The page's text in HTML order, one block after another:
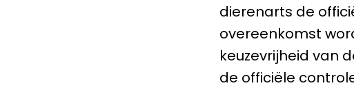
dierenarts de
overeenkomst
keuzevrijheid van
de officiële